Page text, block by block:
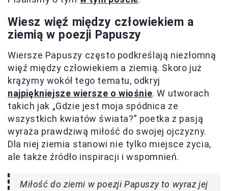
Wiesz więź między człowiekiem a
ziemią w poezji Papuszy
Wiersze Papuszy często podkreślają niezłomną
więź między człowiekiem a ziemią. Skoro już
krążymy wokół tego tematu, odkryj
najpiękniejsze wiersze o wiośnie. W utworach
takich jak „Gdzie jest moja spódnica ze
wszystkich kwiatów świata?” poetka z pasją
wyraża prawdziwą miłość do swojej ojczyzny.
Dla niej ziemia stanowi nie tylko miejsce życia,
ale także źródło inspiracji i wspomnień.
Miłość do ziemi w poezji Papuszy to wyraz jej